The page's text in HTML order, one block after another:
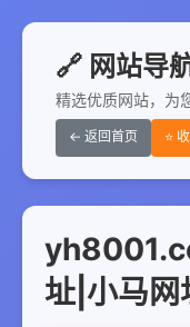
🔗 网站导
精选优质网站，为
← 返回首页 ⭐
址|小马网